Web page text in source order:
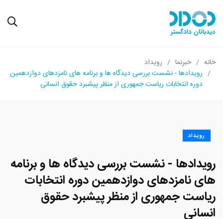
خانه خبرنما
رویداد
رویدادها - نشست بررسی دیدگاه ها و برنامه های نامزدهای دوازدهمین
دوره انتخابات ریاست جمهوری از منظر پیشبرد حقوق انسانی
رویداد
رویدادها - نشست بررسی دیدگاه ها و برنامه
های نامزدهای دوازدهمین دوره انتخابات
ریاست جمهوری از منظر پیشبرد حقوق
انسانی